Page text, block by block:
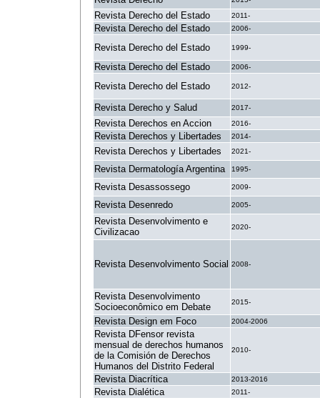
Revista Derecho del Estado 2011-
Revista Derecho del Estado 2006-
Revista Derecho del Estado 1999-
Revista Derecho del Estado 2006-
Revista Derecho del Estado 2012-
Revista Derecho y Salud 2017-
Revista Derechos en Accion 2016-
Revista Derechos y Libertades 2014-
Revista Derechos y Libertades 2021-
Revista Dermatología Argentina 1995-
Revista Desassossego 2009-
Revista Desenredo 2005-
Revista Desenvolvimento e
Civilizacao
2020-
Revista Desenvolvimento Social 2008-
Revista Desenvolvimento
Socioeconômico em Debate
2015-
Revista Design em Foco 2004-2006
Revista DFensor revista
mensual de derechos humanos
de la Comisión de Derechos
Humanos del Distrito Federal
2010-
Revista Diacrítica 2013-2016
Revista Dialética 2011-